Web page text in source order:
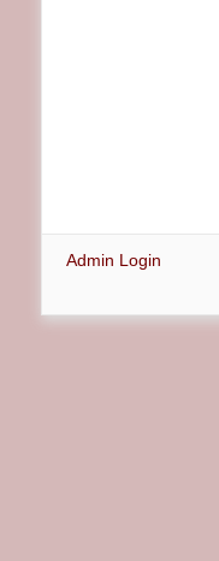
Admin Login